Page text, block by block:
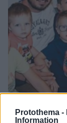
Protothema -
Information